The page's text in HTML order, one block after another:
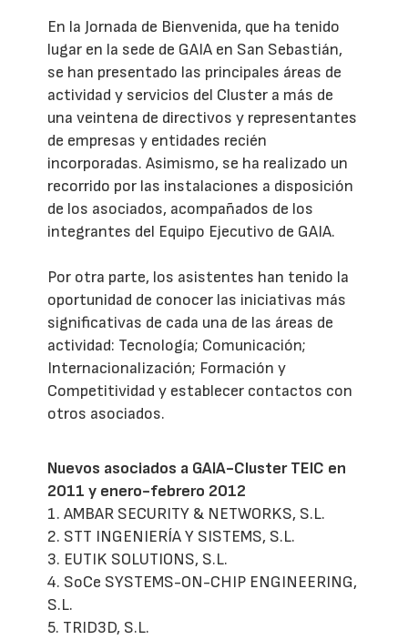
En la Jornada de Bienvenida, que ha tenido
lugar en la sede de GAIA en San Sebastián,
se han presentado las principales áreas de
actividad y servicios del Cluster a más de
una veintena de directivos y representantes
de empresas y entidades recién
incorporadas. Asimismo, se ha realizado un
recorrido por las instalaciones a disposición
de los asociados, acompañados de los
integrantes del Equipo Ejecutivo de GAIA.
Por otra parte, los asistentes han tenido la
oportunidad de conocer las iniciativas más
significativas de cada una de las áreas de
actividad: Tecnología; Comunicación;
Internacionalización; Formación y
Competitividad y establecer contactos con
otros asociados.
Nuevos asociados a GAIA-Cluster TEIC en
2011 y enero-febrero 2012
1. AMBAR SECURITY & NETWORKS, S.L.
2. STT INGENIERÍA Y SISTEMS, S.L.
3. EUTIK SOLUTIONS, S.L.
4. SoCe SYSTEMS-ON-CHIP ENGINEERING,
S.L.
5. TRID3D, S.L.